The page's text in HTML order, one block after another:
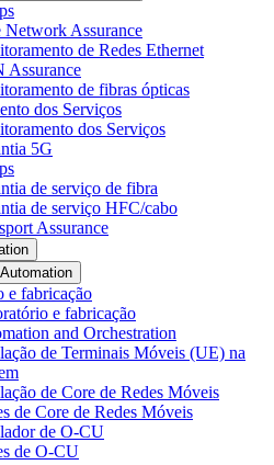
Network Assurance
de Redes Ethernet
Assurance
de fibras ópticas
dos Serviços
dos Serviços
5G
de serviço de fibra
de serviço HFC/cabo
Assurance
e fabricação
e fabricação
and Orchestration
de Terminais Móveis (UE) na
de Core de Redes Móveis
de Core de Redes Móveis
de O-CU
de O-CU